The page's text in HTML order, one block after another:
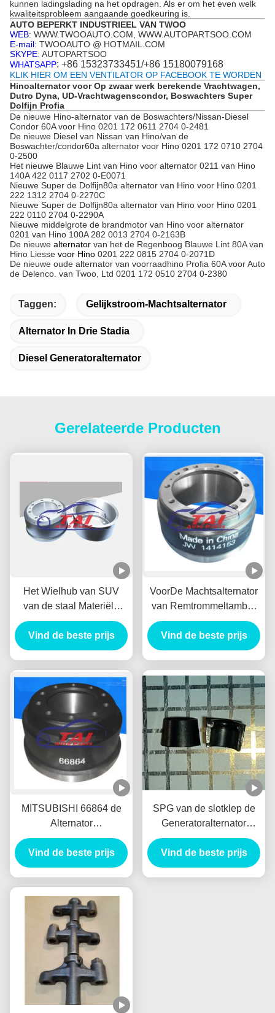
kunnen ladingslading na het opdragen. Als er om het even welk
kwaliteitsprobleem aangaande goedkeuring is.
AUTO BEPERKT INDUSTRIEEL VAN TWOO
WEB: WWW.TWOOAUTO.COM, WWW.AUTOPARTSOO.COM
E-mail: TWOOAUTO @ HOTMAIL.COM
SKYPE: AUTOPARTSOO
WHATSAPP: +86 15323733451/+86 15180079168
KLIK HIER OM EEN VENTILATOR OP FACEBOOK TE WORDEN
Hinoalternator voor Op zwaar werk berekende Vrachtwagen,
Dutro Dyna, UD-Vrachtwagenscondor, Boswachters Super
Dolfijn Profia
De nieuwe Hino-alternator van de Boswachters/Nissan-Diesel
Condor 60A voor Hino 0201 172 0611 2704 0-2481
De nieuwe Diesel van Nissan van Hino/van de
Boswachter/condor60a alternator voor Hino 0201 172 0710 2704
0-2500
Het nieuwe Blauwe Lint van Hino voor alternator 0211 van Hino
140A 422 0117 2702 0-E0071
Nieuwe Super de Dolfijn80a alternator van Hino voor Hino 0201
222 1312 2704 0-2270C
Nieuwe Super de Dolfijn80a alternator van Hino voor Hino 0201
222 0110 2704 0-2290A
Nieuwe middelgrote de brandmotor van Hino voor alternator
0201 van Hino 100A 282 0013 2704 0-2163B
De nieuwe alternator van het de Regenboog Blauwe Lint 80A van
Hino Liesse voor Hino 0201 222 0815 2704 0-2071D
De nieuwe oude alternator van voorraadhino Profia 60A voor Auto
de Delenco. van Twoo, Ltd 0201 172 0510 2704 0-2380
Taggen: Gelijkstroom-Machtsalternator
Alternator In Drie Stadia
Diesel Generatoralternator
Gerelateerde Producten
Het Wielhub van SUV
van de staal Materiële
Lage T/min Alternator
Duurzaam voor
BENZ/HYUNADI
Vind de beste prijs
VoorDe Machtsalternator
van Remtrommeltambor
Freno Delantero
gelijkstroom VOOR
MITSUBISHI 1414153
Vind de beste prijs
MITSUBISHI 66864 de
Alternator
VoorRemtrommel Tambor
Freno Delantero van de
Autogenerator
Vind de beste prijs
SPG van de slotklep de
Generatoralternator
Nieuw Holland E385
E215 van de Palauto voor
HINO J05E
Vind de beste prijs